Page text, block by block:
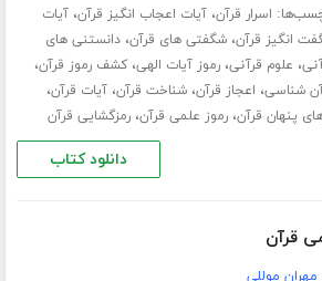
اسرار قرآن،آیات اعجاب انگیز قرآن،آیات
انگیز قرآن،شگفتی های قرآن،دانستنی های
، علوم قرآنی،رموز آیات الهی،کشف رموز قرآن،
شناسی، اعجاز قرآن،شناخت قرآن،آیات قرآن،
پنهان قرآن،رموز علمی قرآن،رمزگشایی قرآن
دانلود کتاب
قرآن
مهران موللی